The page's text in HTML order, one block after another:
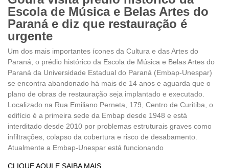
Escola de Música e Belas Artes do
Paraná e diz que restauração é
urgente
Um dos mais importantes ícones da Cultura e das Artes do
Paraná, o prédio histórico da Escola de Música e Belas Artes do
Paraná da Universidade Estadual do Paraná (Embap-Unespar)
se encontra abandonado há mais de 14 anos e aguarda que o
plano de obras de restauração seja implantado e executado.
Localizado na Rua Emiliano Perneta, 179, Centro de Curitiba, o
edifício é a primeira sede da Embap desde 1948 e está
interditado desde 2010 por problemas estruturais graves como
infiltrações, colapso da cobertura e risco de desabamento.
Atualmente a Embap-Unespar está funcionando
CLIQUE AQUI E SAIBA MAIS